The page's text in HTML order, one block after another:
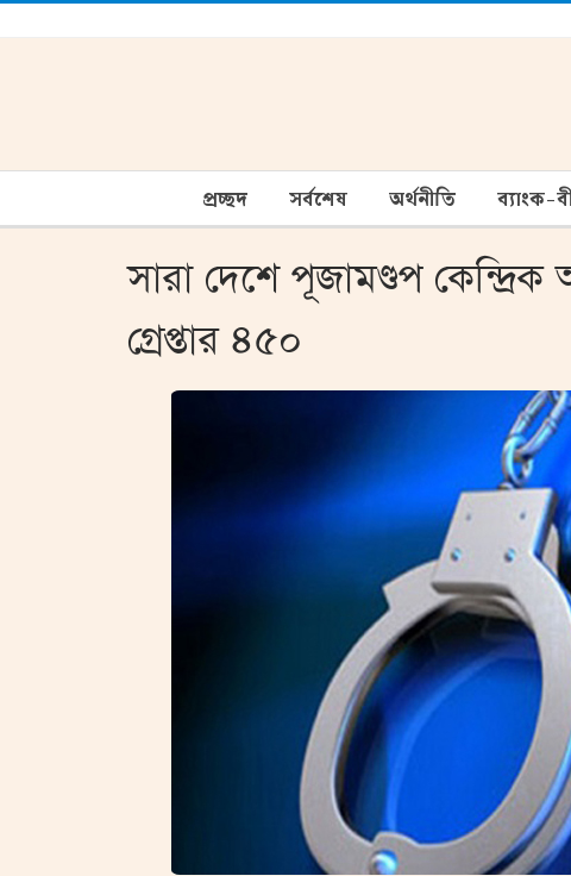
প্রচ্ছদ সর্বশেষ অর্থনীতি ব্যাংক-
সারা দেশে পূজামণ্ডপ
গ্রেপ্তার ৪৫০